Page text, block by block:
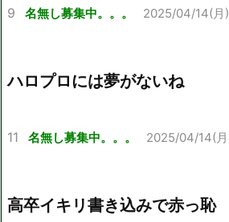
9 名無し募集中。。。 2025/04/14(月
ハロプロには夢がないね
11 名無し募集中。。。 2025/04/14(
高卒イキリ書き込みで赤っ恥